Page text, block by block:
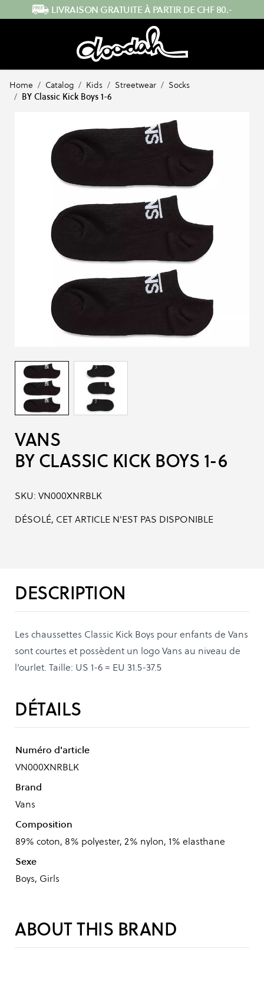
Skip to Content ENVOI RAPIDE DEPUIS LA SUISSE
Home / Catalog / Kids / Streetwear / Socks
/ BY Classic Kick Boys 1-6
VANS
BY CLASSIC KICK BOYS 1-6
SKU: VN000XNRBLK
DÉSOLÉ, CET ARTICLE N'EST PAS DISPONIBLE
DESCRIPTION
Les chaussettes Classic Kick Boys pour enfants de Vans
sont courtes et possèdent un logo Vans au niveau de
l’ourlet. Taille: US 1-6 = EU 31.5-37.5
DÉTAILS
Numéro d'article
VN000XNRBLK
Brand
Vans
Composition
89% coton, 8% polyester, 2% nylon, 1% elasthane
Sexe
Boys, Girls
ABOUT THIS BRAND